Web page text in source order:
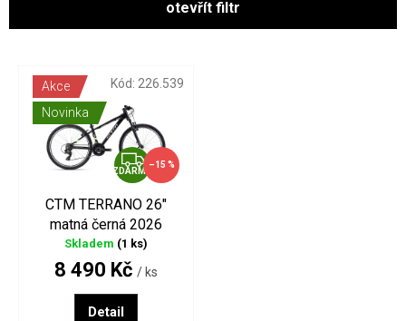
otevřít filtr
Akce
Novinka
Z
D
A
R
M
A
ZDARMA
–15 %
CTM TERRANO 26"
matná černá 2026
Skladem (1 ks)
8 490 Kč / ks
Detail
Kód: 226.539